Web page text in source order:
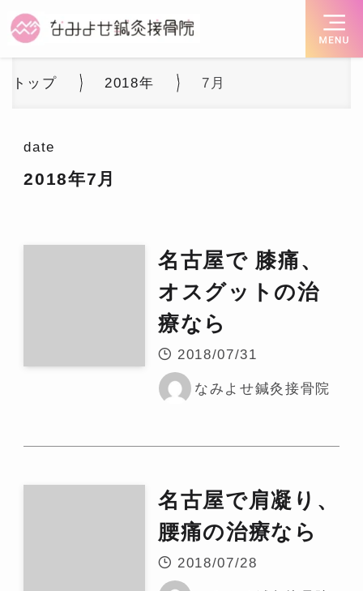
トップ 2018年 7月
date
2018年7月
名古屋で 膝痛、
オスグットの治
療なら
2018/07/31
なみよせ鍼灸接骨院
名古屋で肩凝り、
腰痛の治療なら
2018/07/28